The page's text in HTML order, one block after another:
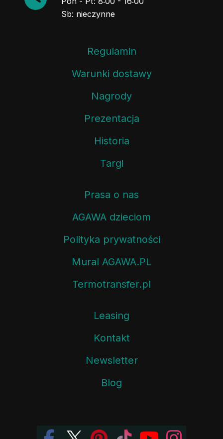
Sb: nieczynne
Regulamin
Warunki dostawy
Nagrody
Prezentacja
Historia
Targi
Prasa o nas
AGAWA dzieciom
Polityka prywatności
Mural AGAWA.PL
Termotransfer.pl
Leasing
Kontakt
Newsletter
Blog